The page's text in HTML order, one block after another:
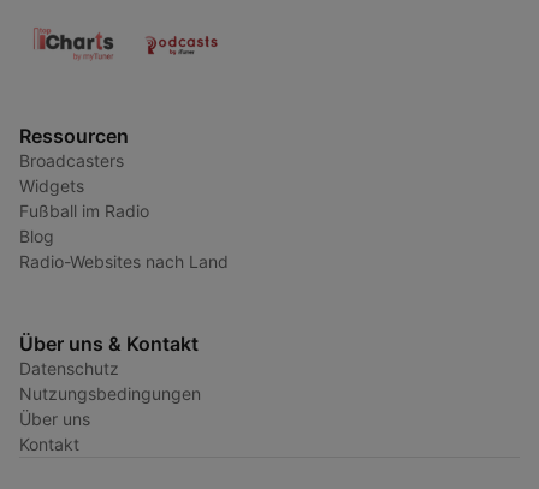
Ressourcen
Broadcasters
Widgets
Fußball im Radio
Blog
Radio-Websites nach Land
Über uns & Kontakt
Datenschutz
Nutzungsbedingungen
Über uns
Kontakt